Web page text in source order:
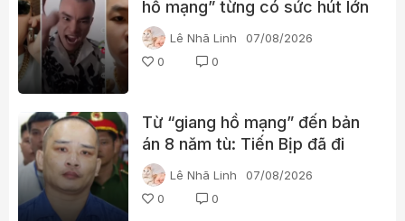
hồ mạng” từng có sức hút lớn
với người xem?
Lê Nhã Linh
07/08/2026
0
0
Từ “giang hồ mạng” đến bản
án 8 năm tù: Tiến Bịp đã đi
qua những gì?
Lê Nhã Linh
07/08/2026
0
0